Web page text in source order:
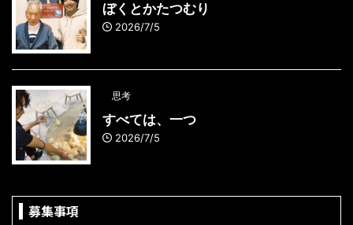
ぼくとかたつむり
2026/7/5
思考
すべては、一つ
2026/7/5
募集事項